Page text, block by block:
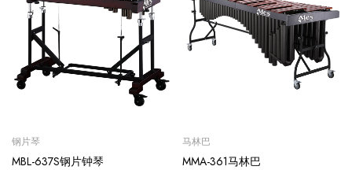
钢片琴
MBL-637S钢片钟琴
马林巴
MMA-361马林巴